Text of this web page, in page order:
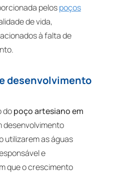
pelospoços
de vida,
à falta de
desenvolvimento
dopoço artesiano em
desenvolvimento
utilizarem as águas
e
que o crescimento